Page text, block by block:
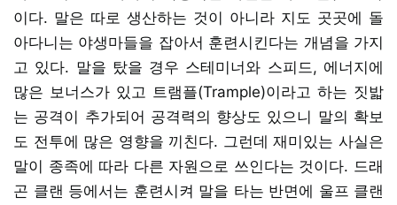
이다. 말은 따로 생산하는 것이 아니라 지도 곳곳에 돌
아다니는 야생마들을 잡아서 훈련시킨다는 개념을 가지
고 있다. 말을 탔을 경우 스테미너와 스피드, 에너지에
많은 보너스가 있고 트램플(Trample)이라고 하는 짓밟
는 공격이 추가되어 공격력의 향상도 있으니 말의 확보
도 전투에 많은 영향을 끼친다. 그런데 재미있는 사실은
말이 종족에 따라 다른 자원으로 쓰인다는 것이다. 드래
곤 클랜 등에서는 훈련시켜 말을 타는 반면에 울프 클랜